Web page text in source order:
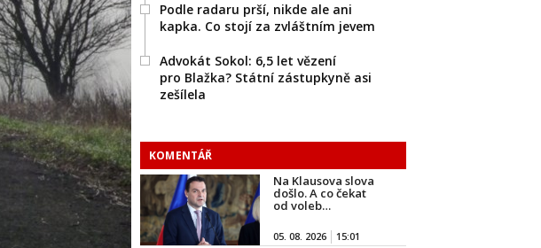
Podle radaru prší, nikde ale ani
kapka. Co stojí za zvláštním jevem
Advokát Sokol: 6,5 let vězení
pro Blažka? Státní zástupkyně asi
zešílela
KOMENTÁŘ
Na Klausova slova
došlo. A co čekat
od voleb…
05. 08. 2026 15:01